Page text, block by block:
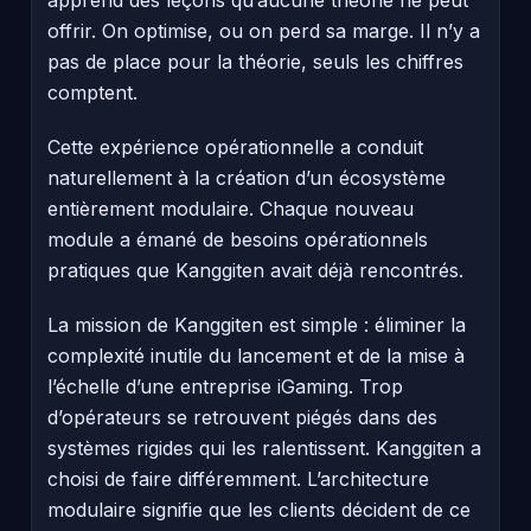
offrir. On optimise, ou on perd sa marge. Il n’y a
pas de place pour la théorie, seuls les chiffres
comptent.
Cette expérience opérationnelle a conduit
naturellement à la création d’un écosystème
entièrement modulaire. Chaque nouveau
module a émané de besoins opérationnels
pratiques que Kanggiten avait déjà rencontrés.
La mission de Kanggiten est simple : éliminer la
complexité inutile du lancement et de la mise à
l’échelle d’une entreprise iGaming. Trop
d’opérateurs se retrouvent piégés dans des
systèmes rigides qui les ralentissent. Kanggiten a
choisi de faire différemment. L’architecture
modulaire signifie que les clients décident de ce